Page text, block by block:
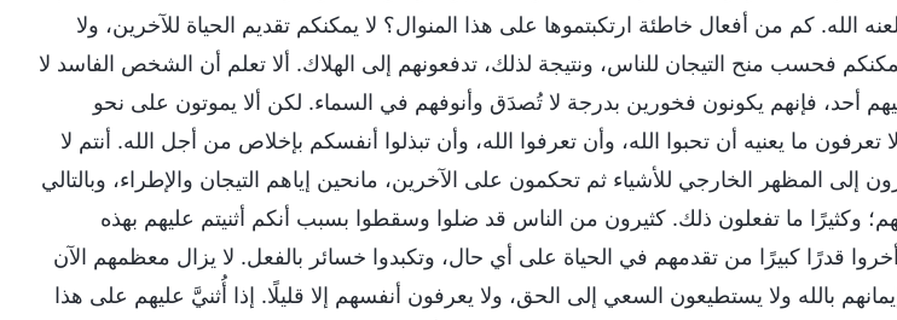
الله. كم من أفعال خاطئة ارتكبتموها على هذا المنوال؟ لا يمكنكم تقديم الحياة للآخرين، ولا
فحسب منح التيجان للناس، ونتيجة لذلك، تدفعونهم إلى الهلاك. ألا تعلم أن الشخص الفاسد لا
أحد، فإنهم يكونون فخورين بدرجة لا تُصدَق وأنوفهم في السماء. لكن ألا يموتون على نحو
ما يعنيه أن تحبوا الله، وأن تعرفوا الله، وأن تبذلوا أنفسكم بإخلاص من أجل الله. أنتم لا
إلى المظهر الخارجي للأشياء ثم تحكمون على الآخرين، مانحين إياهم التيجان والإطراء، وبالتالي
وكثيرًا ما تفعلون ذلك. كثيرون من الناس قد ضلوا وسقطوا بسبب أنكم أثنيتم عليهم بهذه
قدرًا كبيرًا من تقدمهم في الحياة على أي حال، وتكبدوا خسائر بالفعل. لا يزال معظمهم الآن
بالله ولا يستطيعون السعي إلى الحق، ولا يعرفون أنفسهم إلا قليلًا. إذا أُثنيَّ عليهم على هذا